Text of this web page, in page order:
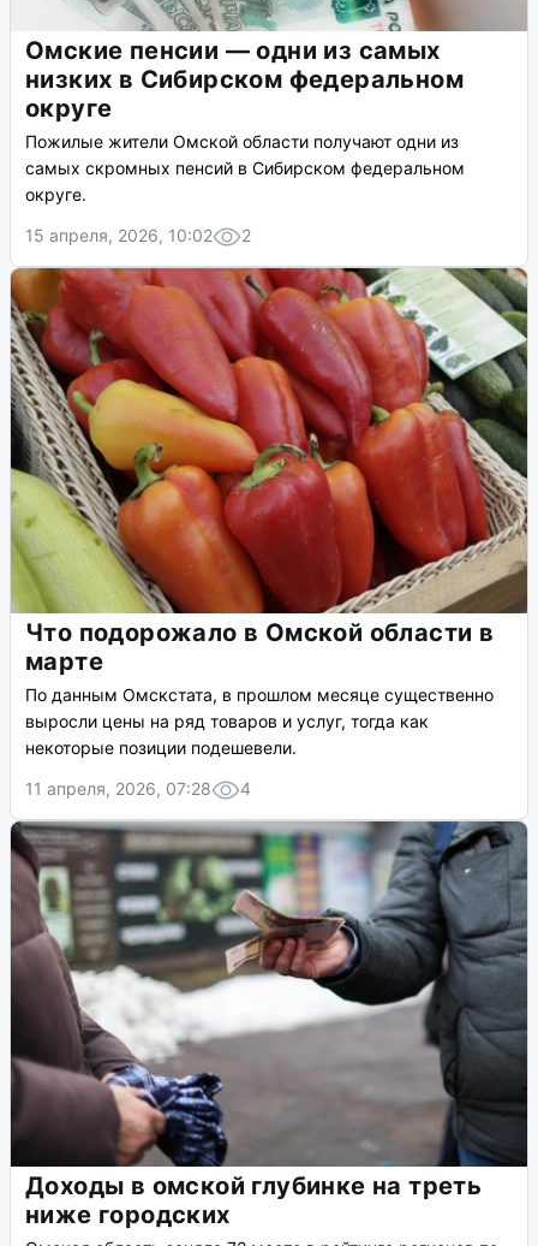
Омские пенсии — одни из самых
низких в Сибирском федеральном
округе
Пожилые жители Омской области получают одни из
самых скромных пенсий в Сибирском федеральном
округе.
15 апреля, 2026, 10:02
2
Что подорожало в Омской области в
марте
По данным Омскстата, в прошлом месяце существенно
выросли цены на ряд товаров и услуг, тогда как
некоторые позиции подешевели.
11 апреля, 2026, 07:28
4
Доходы в омской глубинке на треть
ниже городских